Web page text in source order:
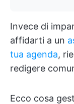
Invece di
affidarti a un
tua agenda,
redigere
Ecco cosa